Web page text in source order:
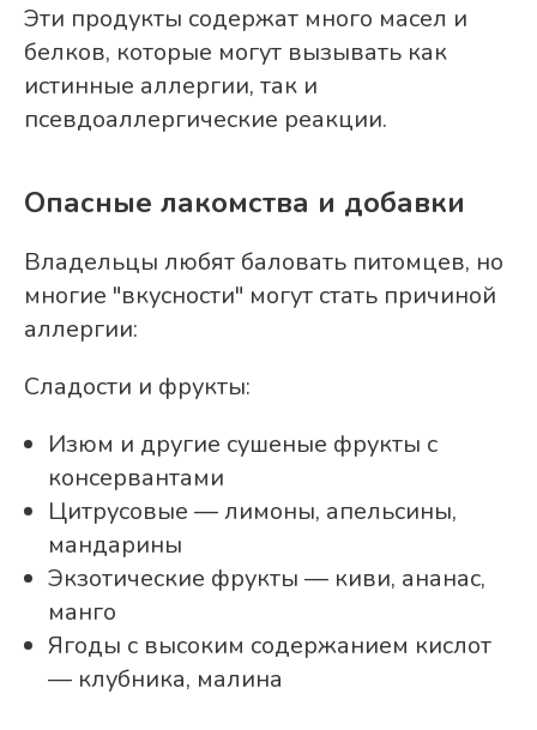
Эти продукты содержат много масел и
белков, которые могут вызывать как
истинные аллергии, так и
псевдоаллергические реакции.
Опасные лакомства и добавки
Владельцы любят баловать питомцев, но
многие "вкусности" могут стать причиной
аллергии:
Сладости и фрукты:
Изюм и другие сушеные фрукты с
консервантами
Цитрусовые — лимоны, апельсины,
мандарины
Экзотические фрукты — киви, ананас,
манго
Ягоды с высоким содержанием кислот
— клубника, малина